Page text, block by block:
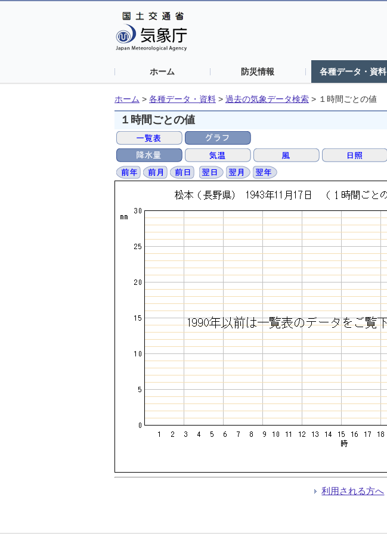
ホーム 防災情報 各種データ・資料
ホーム > 各種データ・資料 > 過去の気象データ検索 > １時間ごとの値
１時間ごとの値
利用される方へ